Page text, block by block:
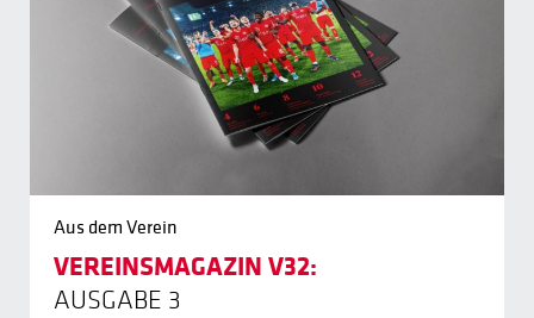
Aus dem Verein
VEREINSMAGAZIN V32:
AUSGABE 3